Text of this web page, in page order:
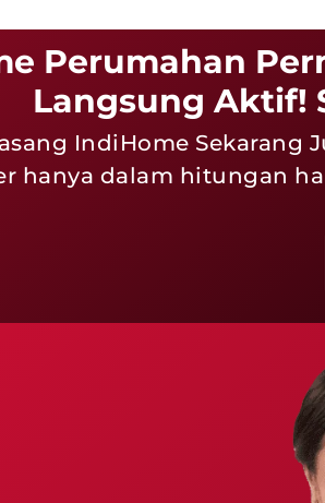
Perumahan
Langsung Aktif!
IndiHome Sekarang
hanya dalam hitungan